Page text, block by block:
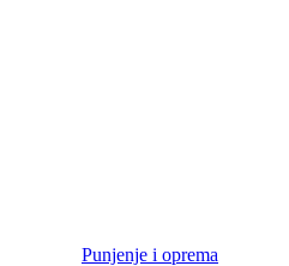
Punjenje i oprema